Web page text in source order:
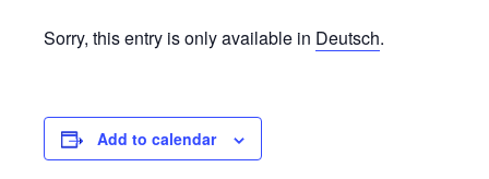
Sorry, this entry is only available in Deutsch.
Add to calendar